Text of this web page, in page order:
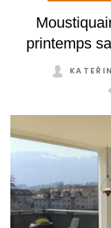
de protection
pouvez profiter
printemps